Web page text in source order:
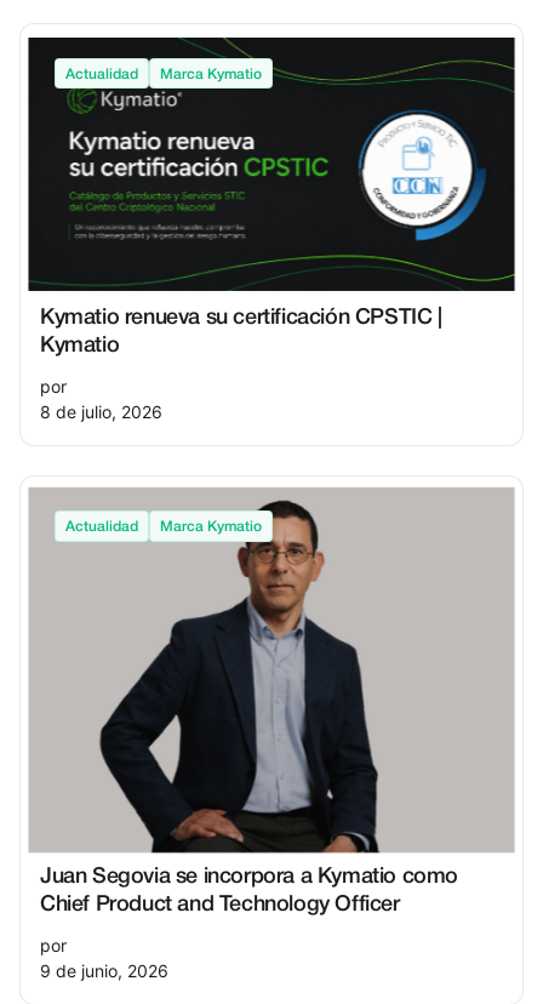
Actualidad Marca Kymatio
Kymatio renueva su certificación CPSTIC |
Kymatio
por
8 de julio, 2026
Actualidad Marca Kymatio
Juan Segovia se incorpora a Kymatio como
Chief Product and Technology Officer
por
9 de junio, 2026